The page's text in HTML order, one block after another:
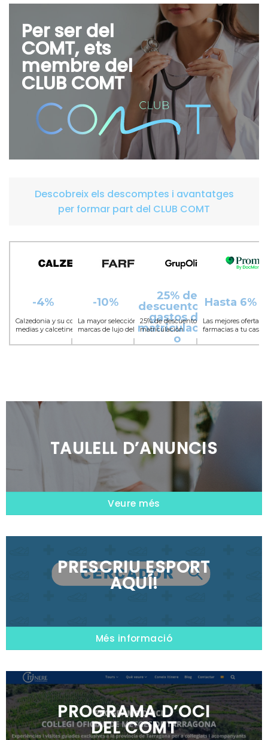
Per ser del
COMT, ets
membre del
CLUB COMT
Descobreix els descomptes i avantatges
per formar part del CLUB COMT
TAULELL D’ANUNCIS
Veure més
PRESCRIU ESPORT
AQUÍ!
Més informació
PROGRAMA D’OCI
DEL COMT